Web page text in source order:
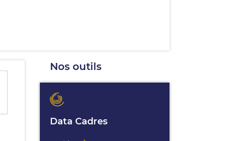
Nos outils
Data Cadres